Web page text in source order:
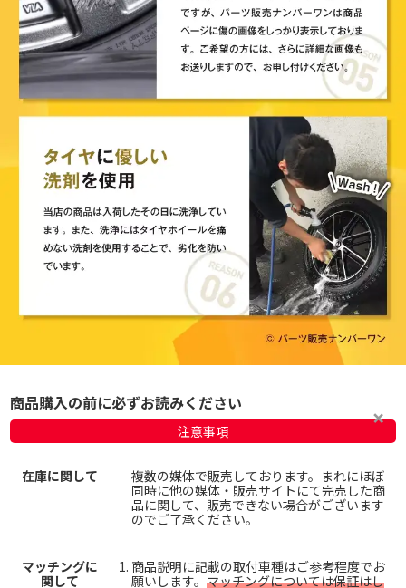
商品購入の前に必ずお読みください
注意事項
在庫に関して
複数の媒体で販売しております。まれにほぼ
同時に他の媒体・販売サイトにて完売した商
品に関して、販売できない場合がございます
のでご了承ください。
マッチングに
関して
商品説明に記載の取付車種はご参考程度でお
願いします。 マッチングについては保証はし